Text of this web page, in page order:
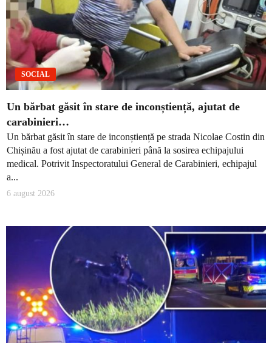
SOCIAL
Un bărbat găsit în stare de inconștiență, ajutat de
carabinieri…
Un bărbat găsit în stare de inconștiență pe strada Nicolae Costin din
Chișinău a fost ajutat de carabinieri până la sosirea echipajului
medical. Potrivit Inspectoratului General de Carabinieri, echipajul
a...
6 august 2026